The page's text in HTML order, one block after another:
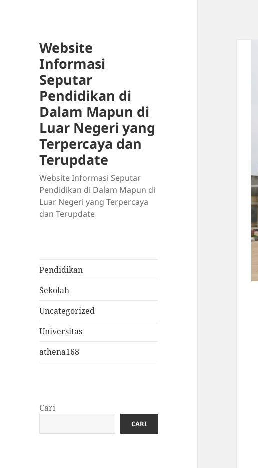
Website
Informasi
Seputar
Pendidikan di
Dalam Mapun di
Luar Negeri yang
Terpercaya dan
Terupdate
Website Informasi Seputar
Pendidikan di Dalam Mapun di
Luar Negeri yang Terpercaya
dan Terupdate
Pendidikan
Sekolah
Uncategorized
Universitas
athena168
Cari
CARI